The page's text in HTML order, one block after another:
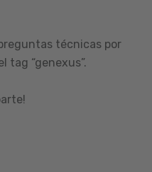
técnicas por
tag “genexus”.